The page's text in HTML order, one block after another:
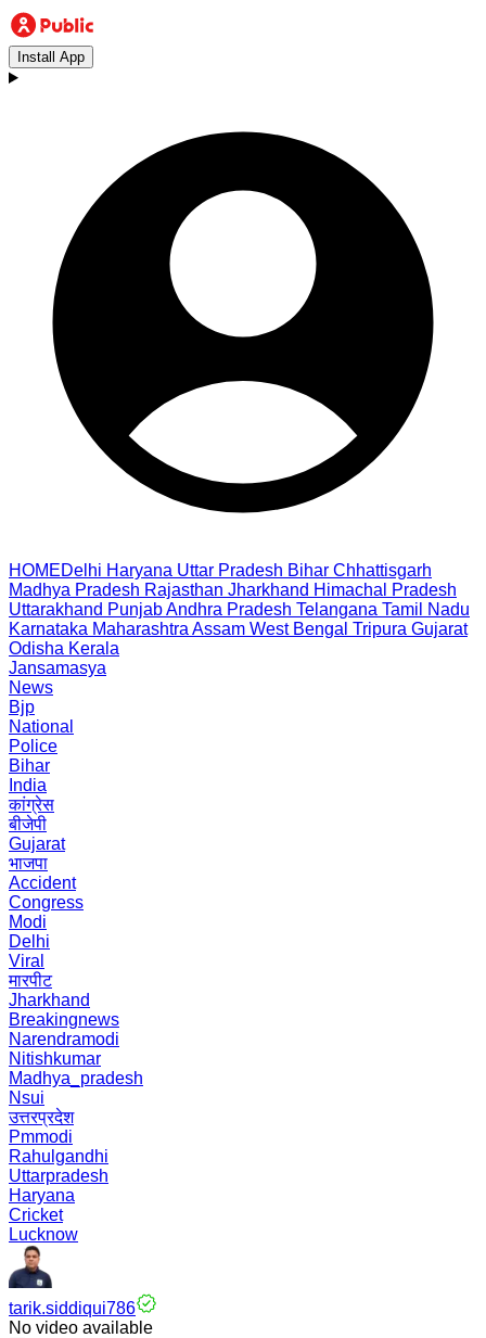
Install App
HOMEDelhi Haryana Uttar Pradesh Bihar Chhattisgarh
Madhya Pradesh Rajasthan Jharkhand Himachal Pradesh
Uttarakhand PunjabAndhra Pradesh Telangana Tamil Nadu
Karnataka Maharashtra Assam West Bengal Tripura Gujarat
Odisha Kerala
Jansamasya
News
Bjp
National
Police
Bihar
India
कांग्रेस
बीजेपी
Gujarat
भाजपा
Accident
Congress
Modi
Delhi
Viral
मारपीट
Jharkhand
Breakingnews
Narendramodi
Nitishkumar
Madhya_pradesh
Nsui
उत्तरप्रदेश
Pmmodi
Rahulgandhi
Uttarpradesh
Haryana
Cricket
Lucknow
tarik.siddiqui786
No video available